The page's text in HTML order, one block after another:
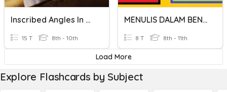
Inscribed Angles In Circles Kuta
15 T 8th - 10th
MENULIS DALAM BENTUK LAZIM DENGAN CARA YANG BETUL.
8 T 8th - 11th
Load More
Explore Flashcards by Subject